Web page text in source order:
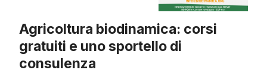
Agricoltura biodinamica: corsi
gratuiti e uno sportello di
consulenza